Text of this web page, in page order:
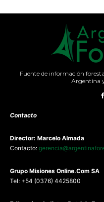
Fuente de información
Argentina
Contacto
Director: Marcelo Almada
Contacto:
Grupo Misiones Online.Com SA
Tel: +54 (0376) 4425800